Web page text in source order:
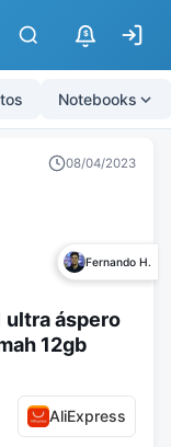
$
Notebooks
08/04/2023
Fernando H.
ultra áspero
12gb
AliExpress